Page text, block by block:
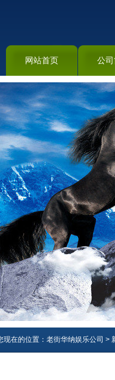
网站首页 公
资料下载
现在的位置： 老街华纳娱乐公司 >